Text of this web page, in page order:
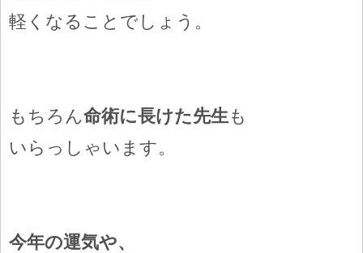
軽くなることでしょう。
もちろん命術に長けた先生 も
いらっしゃいます。
今年の運気や、